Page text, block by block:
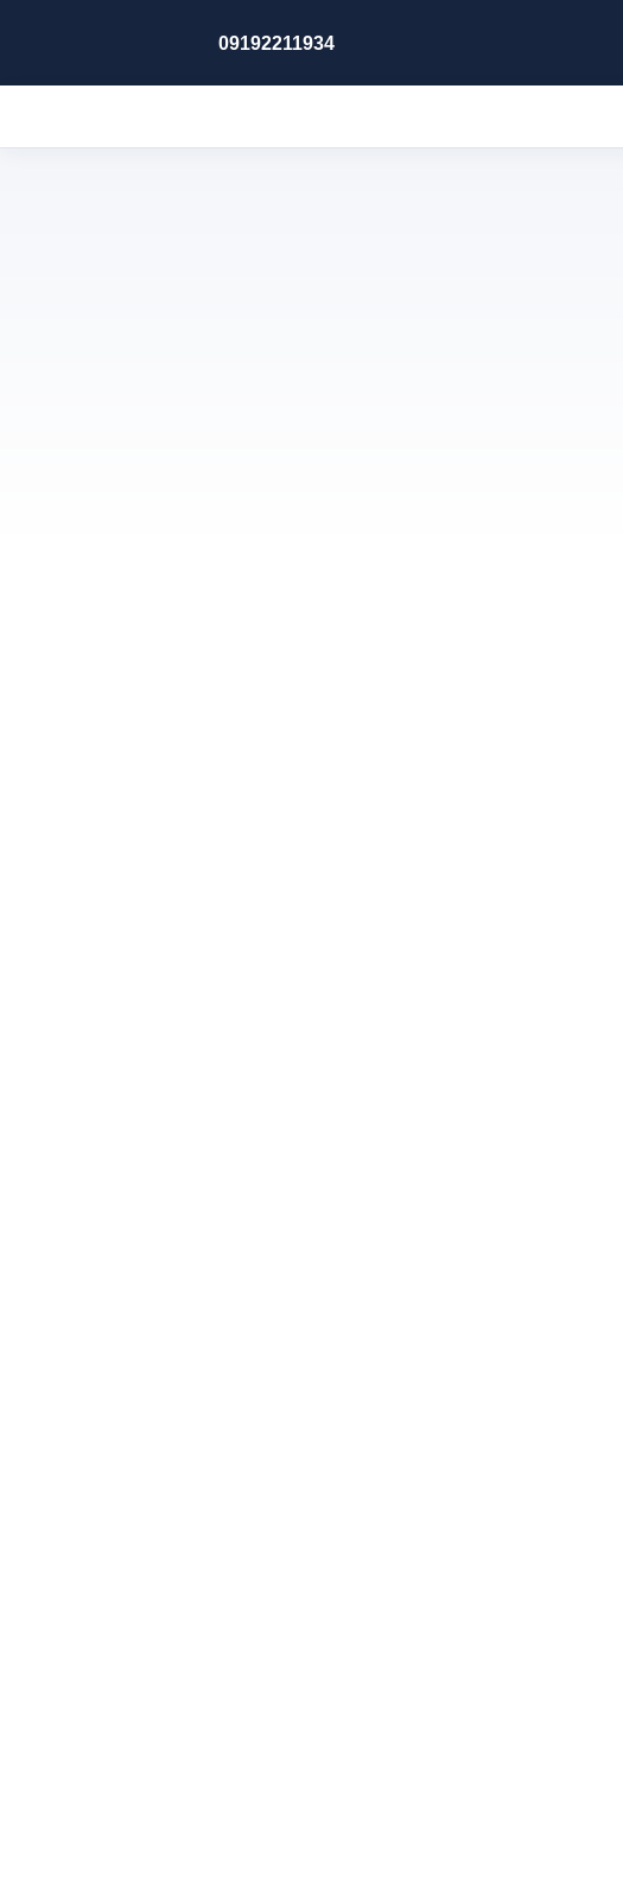
09192211934